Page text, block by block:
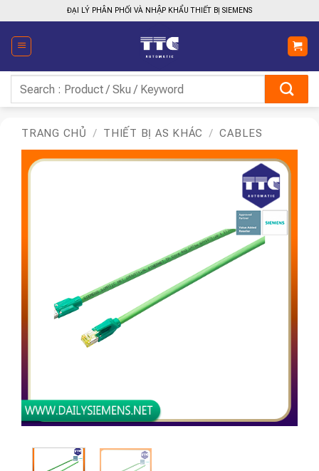
qua
nội
dung
ĐẠI LÝ PHÂN PHỐI VÀ NHẬP KHẨU THIẾT BỊ SIEMENS
kiếm:
TRANG CHỦ / THIẾT BỊ AS KHÁC / CABLES